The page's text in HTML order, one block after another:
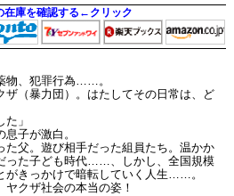
在庫を確認する←クリック
物、犯罪行為……。
ザ（暴力団）。はたしてその日常は、ど
」
子が激白。
た父。遊び相手だった組員たち。温かか
った子ども時代……、しかし、全国規模
がきっかけで暗転していく人生……。
クザ社会の本当の姿！